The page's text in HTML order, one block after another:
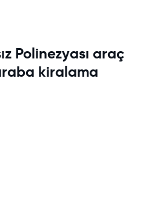
Polinezyası araç
kiralama